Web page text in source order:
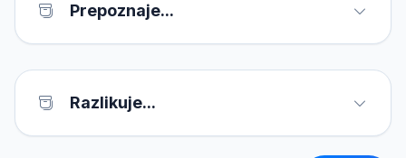
Prepoznaje...
Razlikuje...